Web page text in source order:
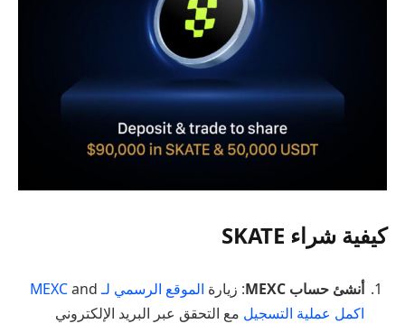
كيفية شراء SKATE
أنشئ حساب MEXC : زيارة الموقع الرسمي لـ MEXCand
اكمل عملية التسجيل مع التحقق عبر البريد الإلكتروني